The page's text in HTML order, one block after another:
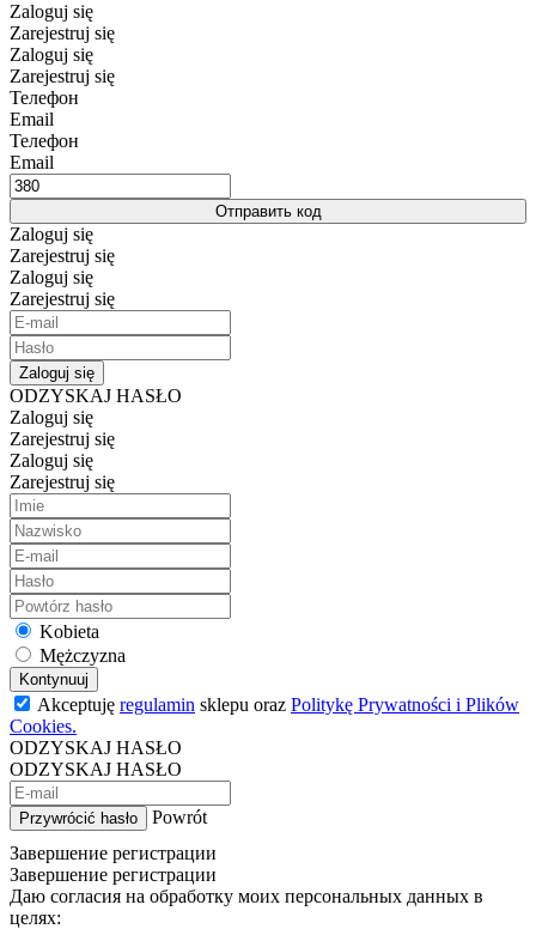
Zaloguj się
Zarejestruj się
Zaloguj się
Zarejestruj się
Телефон
Email
Телефон
Email
Отправить код
Zaloguj się
Zarejestruj się
Zaloguj się
Zarejestruj się
Zaloguj się
ODZYSKAJ HASŁO
Zaloguj się
Zarejestruj się
Zaloguj się
Zarejestruj się
Kobieta
Mężczyzna
Kontynuuj
Akceptuję regulamin sklepu oraz Politykę Prywatności i Plików
Cookies.
ODZYSKAJ HASŁO
ODZYSKAJ HASŁO
Przywrócić hasło
Powrót
Завершение регистрации
Завершение регистрации
Даю согласия на обработку моих персональных данных в
целях: